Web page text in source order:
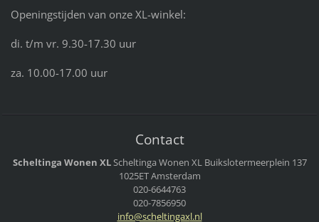
Openingstijden van onze XL-winkel:
di. t/m vr. 9.30-17.30 uur
za. 10.00-17.00 uur
Contact
Scheltinga Wonen XLScheltinga Wonen XLBuikslotermeerplein 137
1025ET Amsterdam
020-6644763
020-7856950
info@scheltingaxl.nl